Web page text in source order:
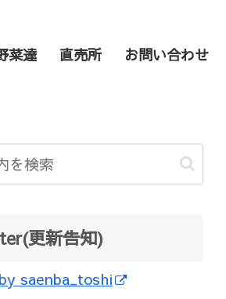
菜達 直売所 お問い合わせ
更新告知)
saenba_toshi